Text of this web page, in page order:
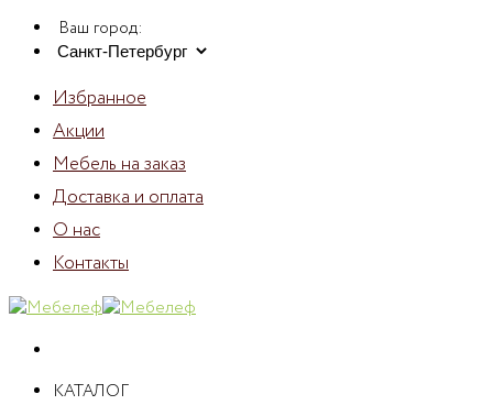
Skip
Ваш город:
Избранное
Акции
Мебель на заказ
Доставка и оплата
О нас
Контакты
КАТАЛОГ